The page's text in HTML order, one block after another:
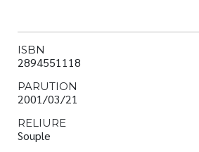
ISBN
2894551118
PARUTION
2001/03/21
RELIURE
Souple